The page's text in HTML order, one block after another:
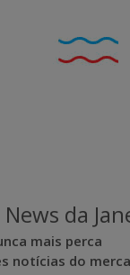
da
mais perca
notícias do